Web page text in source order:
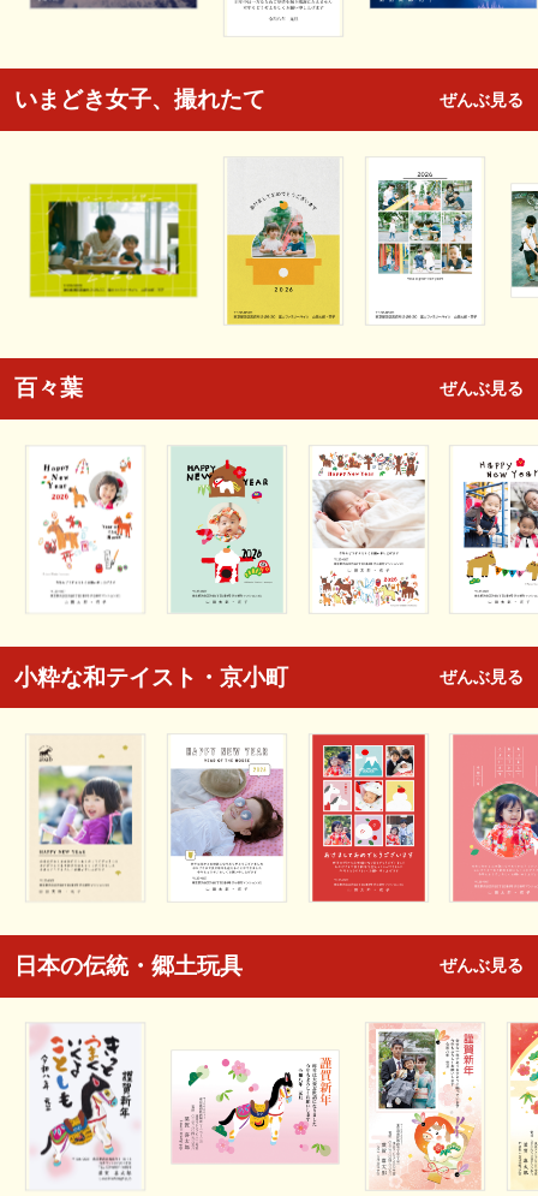
いまどき女子、撮れたて ぜんぶ見る
百々葉 ぜんぶ見る
小粋な和テイスト・京小町 ぜんぶ見る
日本の伝統・郷土玩具 ぜんぶ見る